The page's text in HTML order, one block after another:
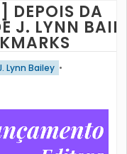
DEPOIS DA
J. LYNN
Lynn Bailey •